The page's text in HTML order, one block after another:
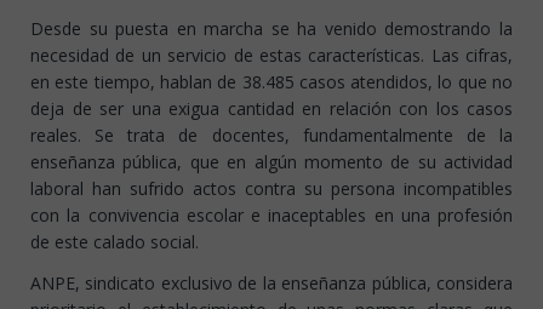
Desde su puesta en marcha se ha venido demostrando la
necesidad de un servicio de estas características. Las cifras,
en este tiempo, hablan de 38.485 casos atendidos, lo que no
deja de ser una exigua cantidad en relación con los casos
reales. Se trata de docentes, fundamentalmente de la
enseñanza pública, que en algún momento de su actividad
laboral han sufrido actos contra su persona incompatibles
con la convivencia escolar e inaceptables en una profesión
de este calado social.
ANPE, sindicato exclusivo de la enseñanza pública, considera